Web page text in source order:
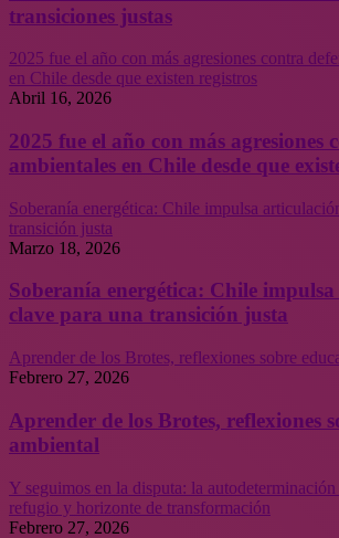
transiciones justas
2025 fue el año con más agresiones contra
en Chile desde que existen registros
Abril 16, 2026
2025 fue el año con más agresiones
ambientales en Chile desde que
Soberanía energética: Chile impulsa
transición justa
Marzo 18, 2026
Soberanía energética: Chile
clave para una transición justa
Aprender de los Brotes, reflexiones sobre
Febrero 27, 2026
Aprender de los Brotes, reflexiones
ambiental
Y seguimos en la disputa: la
refugio y horizonte de transformación
Febrero 27, 2026